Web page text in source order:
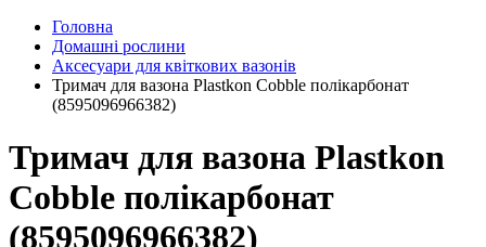
Головна
Домашні рослини
Аксесуари для квіткових вазонів
Тримач для вазона Plastkon Cobble полікарбонат
(8595096966382)
Тримач для вазона Plastkon
Cobble полікарбонат
(8595096966382)